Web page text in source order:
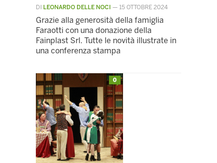
DI LEONARDO DELLE NOCI — 15 OTTOBRE 2024
Grazie alla generosità della famiglia
Faraotti con una donazione della
Fainplast Srl. Tutte le novità illustrate in
una conferenza stampa
0